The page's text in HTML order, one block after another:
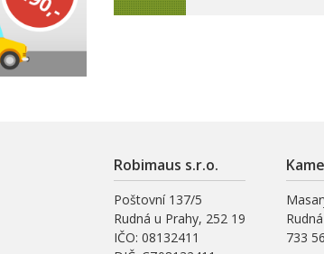
Robimaus s.r.o.
Poštovní 137/5
Rudná u Prahy, 252 19
IČO: 08132411
733